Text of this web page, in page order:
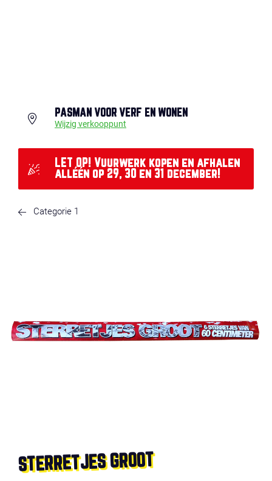
PASMAN VOOR VERF EN WONEN
Wijzig verkooppunt
LET OP! Vuurwerk kopen en afhalen
alléén op 29, 30 en 31 december!
Categorie 1
STERRETJES GROOT